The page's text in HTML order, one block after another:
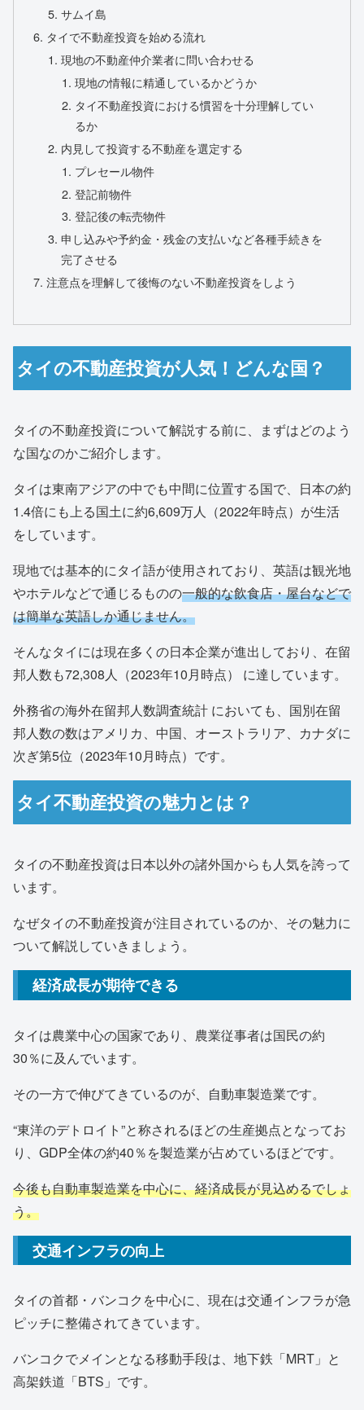
サムイ島
タイで不動産投資を始める流れ
現地の不動産仲介業者に問い合わせる
現地の情報に精通しているかどうか
タイ不動産投資における慣習を十分理解してい
るか
内見して投資する不動産を選定する
プレセール物件
登記前物件
登記後の転売物件
申し込みや予約金・残金の支払いなど各種手続きを
完了させる
注意点を理解して後悔のない不動産投資をしよう
タイの不動産投資が人気！どんな国？
タイの不動産投資について解説する前に、まずはどのよう
な国なのかご紹介します。
タイは東南アジアの中でも中間に位置する国で、日本の約
1.4倍にも上る国土に約6,609万人（2022年時点）が生活
をしています。
現地では基本的にタイ語が使用されており、英語は観光地
やホテルなどで通じるものの一般的な飲食店・屋台などで
は簡単な英語しか通じません。
そんなタイには現在多くの日本企業が進出しており、在留
邦人数も72,308人（2023年10月時点） に達しています。
外務省の海外在留邦人数調査統計 においても、国別在留
邦人数の数はアメリカ、中国、オーストラリア、カナダに
次ぎ第5位（2023年10月時点）です。
タイ不動産投資の魅力とは？
タイの不動産投資は日本以外の諸外国からも人気を誇って
います。
なぜタイの不動産投資が注目されているのか、その魅力に
ついて解説していきましょう。
経済成長が期待できる
タイは農業中心の国家であり、農業従事者は国民の約
30％に及んでいます。
その一方で伸びてきているのが、自動車製造業です。
“東洋のデトロイト”と称されるほどの生産拠点となってお
り、GDP全体の約40％を製造業が占めているほどです。
今後も自動車製造業を中心に、経済成長が見込めるでしょ
う。
交通インフラの向上
タイの首都・バンコクを中心に、現在は交通インフラが急
ピッチに整備されてきています。
バンコクでメインとなる移動手段は、地下鉄「MRT」と
高架鉄道「BTS」です。